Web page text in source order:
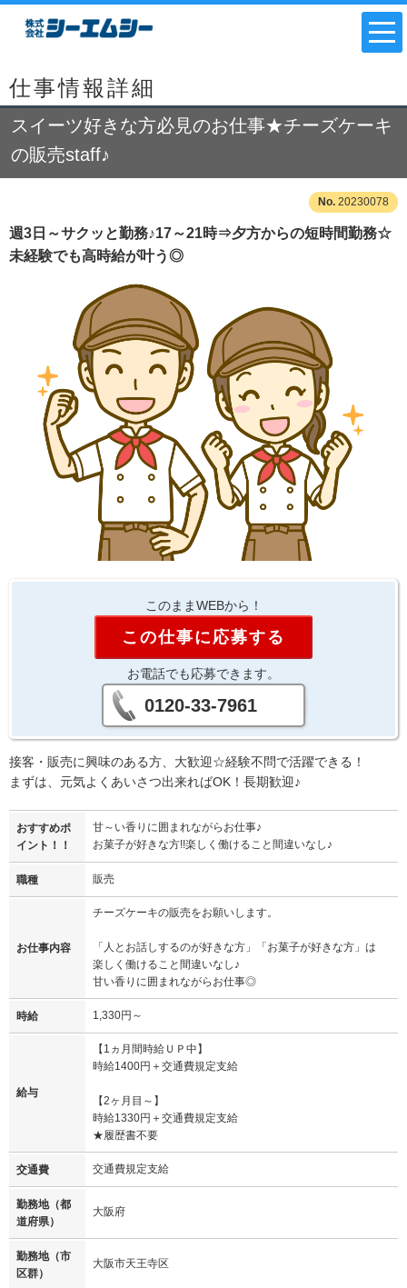
仕事情報詳細
スイーツ好きな方必見のお仕事★チーズケーキ
の販売staff♪
20230078
週3日～サクッと勤務♪17～21時⇒夕方からの短時間勤務☆
未経験でも高時給が叶う◎
このままWEBから！
この仕事に応募する
お電話でも応募できます。
0120-33-7961
接客・販売に興味のある方、大歓迎☆経験不問で活躍できる！
まずは、元気よくあいさつ出来ればOK！長期歓迎♪
おすすめポ
イント！！
甘～い香りに囲まれながらお仕事♪
お菓子が好きな方!!楽しく働けること間違いなし♪
職種 販売
お仕事内容
チーズケーキの販売をお願いします。
「人とお話しするのが好きな方」「お菓子が好きな方」は
楽しく働けること間違いなし♪
甘い香りに囲まれながらお仕事◎
時給 1,330円～
給与
【1ヵ月間時給ＵＰ中】
時給1400円＋交通費規定支給
【2ヶ月目～】
時給1330円＋交通費規定支給
★履歴書不要
交通費 交通費規定支給
勤務地（都
道府県）
大阪府
勤務地（市
区群）
大阪市天王寺区